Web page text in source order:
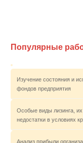
Популярные
Изучение состояния и
фондов предприятия
Особые виды лизинга,
недостатки в условиях
Анализ прибыли